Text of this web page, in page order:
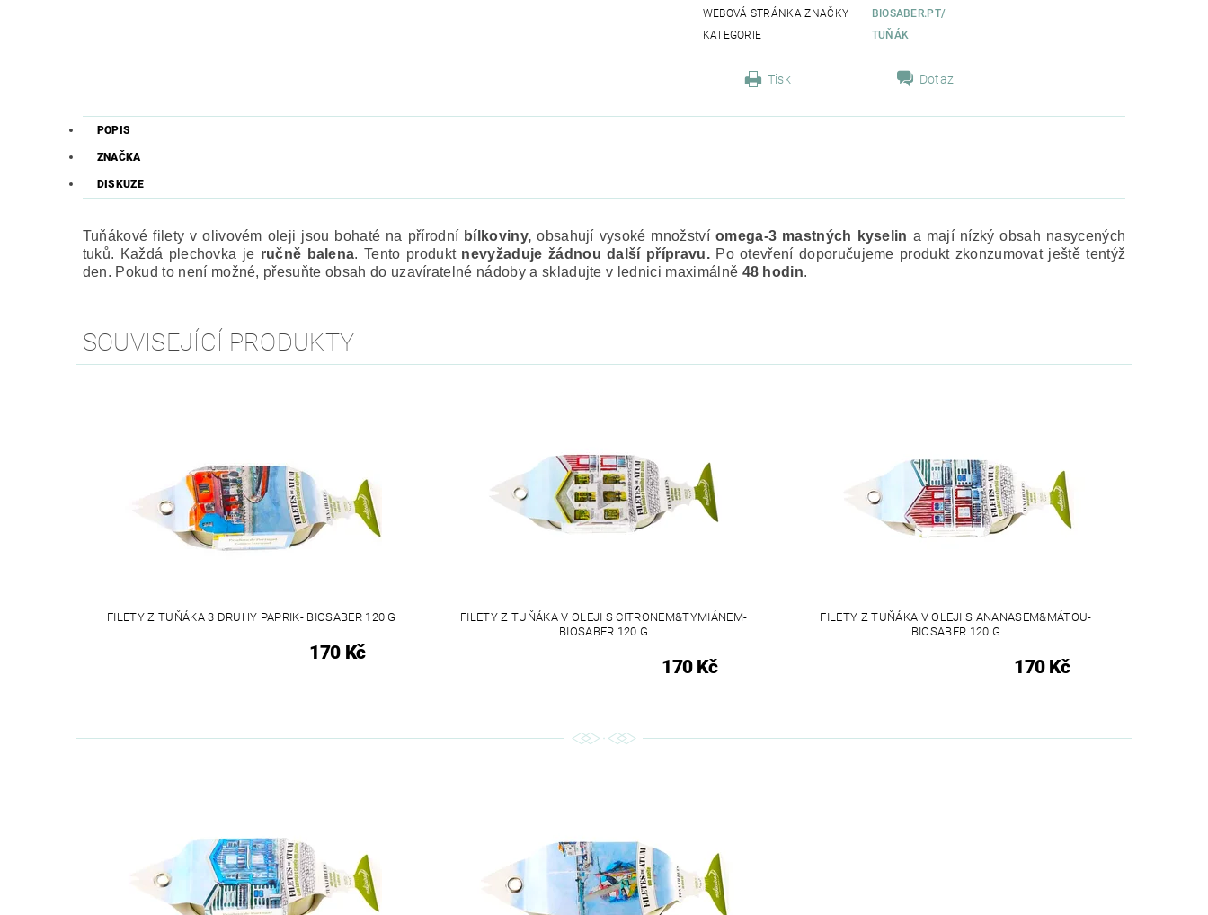
WEBOVÁ STRÁNKA ZNAČKY
BIOSABER.PT/
KATEGORIE
TUŇÁK
Tisk Dotaz
POPIS
ZNAČKA
DISKUZE
Tuňákové filety v olivovém oleji jsou bohaté na přírodní bílkoviny, obsahují vysoké množství omega-3 mastných kyselin a mají nízký obsah nasycených
tuků. Každá plechovka je ručně balena.Tento produkt nevyžaduje žádnou další přípravu. Po otevření doporučujeme produkt zkonzumovat ještě tentýž
den. Pokud to není možné, přesuňte obsah do uzavíratelné nádoby a skladujte v lednici maximálně 48 hodin.
SOUVISEJÍCÍ PRODUKTY
FILETY Z TUŇÁKA 3 DRUHY PAPRIK- BIOSABER 120 G
170 Kč
FILETY Z TUŇÁKA V OLEJI S CITRONEM&TYMIÁNEM-
BIOSABER 120 G
170 Kč
FILETY Z TUŇÁKA V OLEJI S ANANASEM&MÁTOU-
BIOSABER 120 G
170 Kč